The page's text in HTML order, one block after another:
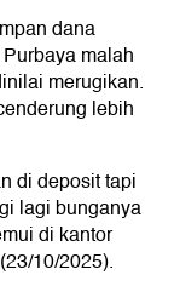
dana
malah
merugikan.
lebih
di deposit tapi
lagi bunganya
di kantor
10/2025).